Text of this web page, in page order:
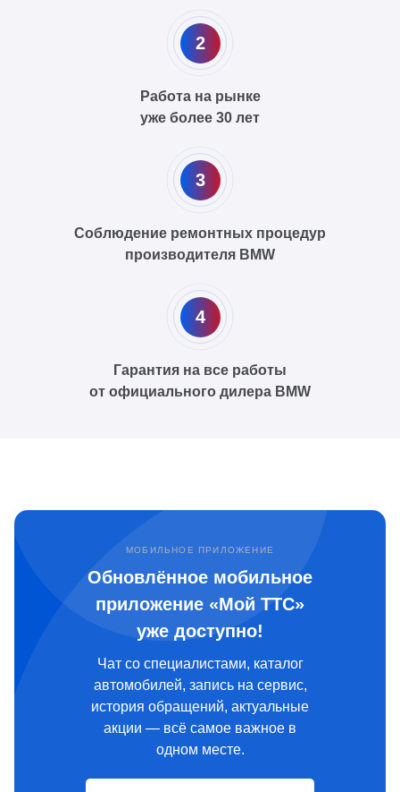
2
Работа на рынке
уже более 30 лет
3
Соблюдение ремонтных процедур
производителя BMW
4
Гарантия на все работы
от официального дилера BMW
МОБИЛЬНОЕ ПРИЛОЖЕНИЕ
Обновлённое мобильное
приложение «Мой ТТС»
уже доступно!
Чат со специалистами, каталог
автомобилей, запись на сервис,
история обращений, актуальные
акции — всё самое важное в
одном месте.